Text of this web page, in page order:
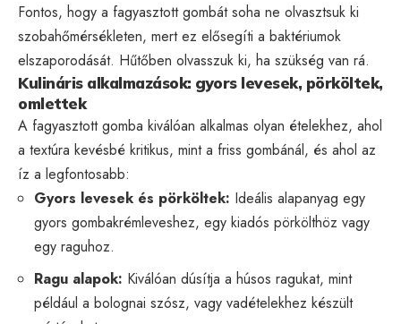
Fontos, hogy a fagyasztott gombát soha ne olvasztsuk ki
szobahőmérsékleten, mert ez elősegíti a baktériumok
elszaporodását. Hűtőben olvasszuk ki, ha szükség van rá.
Kulináris alkalmazások: gyors levesek, pörköltek,
omlettek
A fagyasztott gomba kiválóan alkalmas olyan ételekhez, ahol
a textúra kevésbé kritikus, mint a friss gombánál, és ahol az
íz a legfontosabb:
Gyors levesek és pörköltek: Ideális alapanyag egy
gyors gombakrémleveshez, egy kiadós pörkölthöz vagy
egy raguhoz.
Ragu alapok: Kiválóan dúsítja a húsos ragukat, mint
például a bolognai szósz, vagy vadételekhez készült